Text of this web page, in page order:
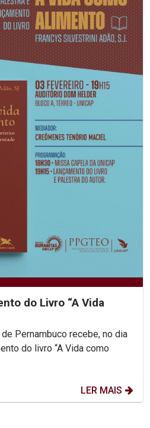
do Livro “A Vida
Pernambuco recebe, no dia
do livro “A Vida como
LER MAIS